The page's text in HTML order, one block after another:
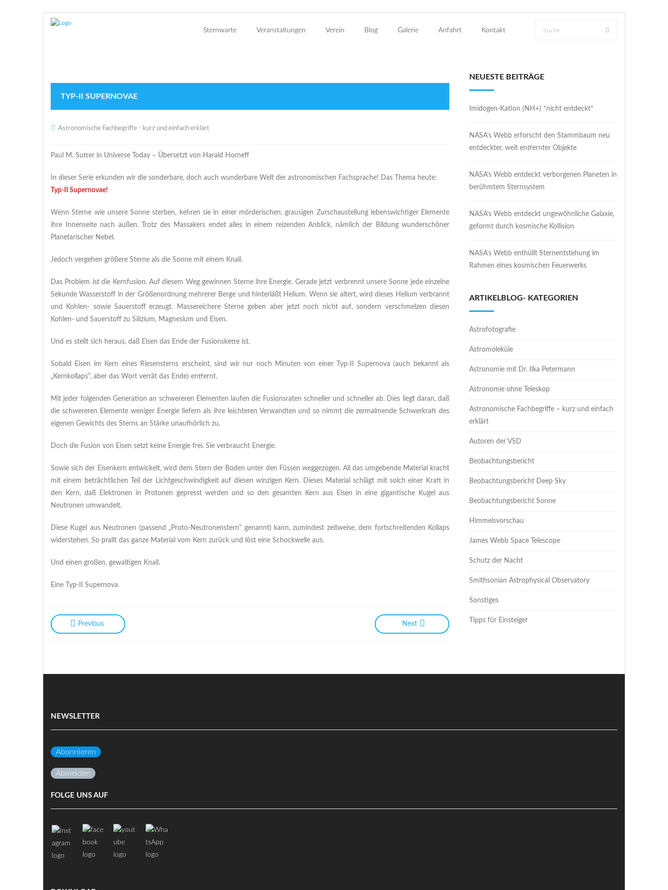
Sternwarte Veranstaltungen Verein Blog Galerie Anfahrt Kontakt
TYP-II SUPERNOVAE
Astronomische Fachbegriffe - kurz und einfach erklärt
Paul M. Sutter in Universe Today – Übersetzt von Harald Horneff
In dieser Serie erkunden wir die sonderbare, doch auch wunderbare Welt der astronomischen Fachsprache! Das Thema heute:
Typ-II Supernovae!
Wenn Sterne wie unsere Sonne sterben, kehren sie in einer mörderischen, grausigen Zurschaustellung lebenswichtiger Elemente
ihre Innenseite nach außen. Trotz des Massakers endet alles in einem reizenden Anblick, nämlich der Bildung wunderschöner
Planetarischer Nebel.
Jedoch vergehen größere Sterne als die Sonne mit einem Knall.
Das Problem ist die Kernfusion. Auf diesem Weg gewinnen Sterne ihre Energie. Gerade jetzt verbrennt unsere Sonne jede einzelne
Sekunde Wasserstoff in der Größenordnung mehrerer Berge und hinterläßt Helium. Wenn sie altert, wird dieses Helium verbrannt
und Kohlen- sowie Sauerstoff erzeugt. Massereichere Sterne geben aber jetzt noch nicht auf, sondern verschmelzen diesen
Kohlen- und Sauerstoff zu Silizium, Magnesium und Eisen.
Und es stellt sich heraus, daß Eisen das Ende der Fusionskette ist.
Sobald Eisen im Kern eines Riesensterns erscheint, sind wir nur noch Minuten von einer Typ-II Supernova (auch bekannt als
„Kernkollaps“, aber das Wort verrät das Ende) entfernt.
Mit jeder folgenden Generation an schwereren Elementen laufen die Fusionsraten schneller und schneller ab. Dies liegt daran, daß
die schwereren Elemente weniger Energie liefern als ihre leichteren Verwandten und so nimmt die zermalmende Schwerkraft des
eigenen Gewichts des Sterns an Stärke unaufhörlich zu.
Doch die Fusion von Eisen setzt keine Energie frei. Sie verbraucht Energie.
Sowie sich der Eisenkern entwickelt, wird dem Stern der Boden unter den Füssen weggezogen. All das umgebende Material kracht
mit einem beträchtlichen Teil der Lichtgeschwindigkeit auf diesen winzigen Kern. Dieses Material schlägt mit solch einer Kraft in
den Kern, daß Elektronen in Protonen gepresst werden und so den gesamten Kern aus Eisen in eine gigantische Kugel aus
Neutronen umwandelt.
Diese Kugel aus Neutronen (passend „Proto-Neutronenstern“ genannt) kann, zumindest zeitweise, dem fortschreitenden Kollaps
widerstehen. So prallt das ganze Material vom Kern zurück und löst eine Schockwelle aus.
Und einen großen, gewaltigen Knall.
Eine Typ-II Supernova.
Previous Next
NEUESTE BEITRÄGE
Imidogen-Kation (NH+) *nicht entdeckt*
NASA’s Webb erforscht den Stammbaum neu
entdeckter, weit entfernter Objekte
NASA’s Webb entdeckt verborgenen Planeten in
berühmtem Sternsystem
NASA’s Webb entdeckt ungewöhnliche Galaxie,
geformt durch kosmische Kollision
NASA’s Webb enthüllt Sternentstehung im
Rahmen eines kosmischen Feuerwerks
ARTIKELBLOG- KATEGORIEN
Astrofotografie
Astromoleküle
Astronomie mit Dr. Ilka Petermann
Astronomie ohne Teleskop
Astronomische Fachbegriffe – kurz und einfach
erklärt
Autoren der VSD
Beobachtungsbericht
Beobachtungsbericht Deep Sky
Beobachtungsbericht Sonne
Himmelsvorschau
James Webb Space Telescope
Schutz der Nacht
Smithsonian Astrophysical Observatory
Sonstiges
Tipps für Einsteiger
NEWSLETTER
Abonnieren
Abmelden
FOLGE UNS AUF